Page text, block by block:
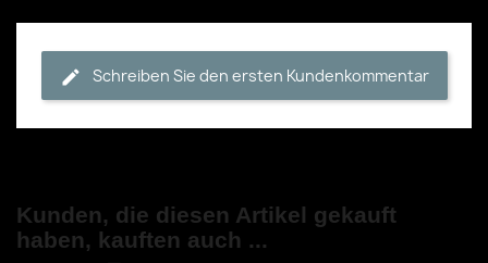
Schreiben Sie den ersten Kundenkommentar
Kunden, die diesen Artikel gekauft
haben, kauften auch ...